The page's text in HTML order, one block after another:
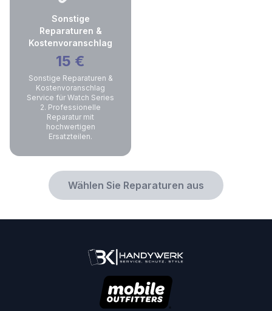
Sonstige
Reparaturen &
Kostenvoranschlag
15 €
Sonstige Reparaturen &
Kostenvoranschlag
Service für Watch Series
2. Professionelle
Reparatur mit
hochwertigen
Ersatzteilen.
Wählen Sie Reparaturen aus